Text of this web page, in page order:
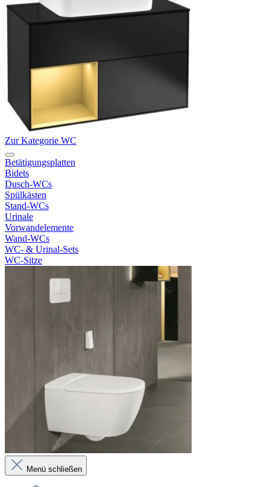
Zur Kategorie WC
Betätigungsplatten
Bidets
Dusch-WCs
Spülkästen
Stand-WCs
Urinale
Vorwandelemente
Wand-WCs
WC- & Urinal-Sets
WC-Sitze
Menü schließen